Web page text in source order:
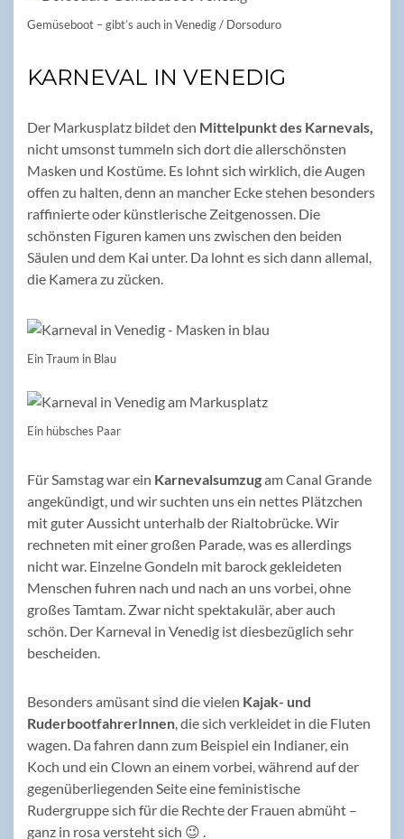
Gemüseboot – gibt’s auch in Venedig / Dorsoduro
KARNEVAL IN VENEDIG
Der Markusplatz bildet den Mittelpunkt des Karnevals,
nicht umsonst tummeln sich dort die allerschönsten
Masken und Kostüme. Es lohnt sich wirklich, die Augen
offen zu halten, denn an mancher Ecke stehen besonders
raffinierte oder künstlerische Zeitgenossen. Die
schönsten Figuren kamen uns zwischen den beiden
Säulen und dem Kai unter. Da lohnt es sich dann allemal,
die Kamera zu zücken.
Ein Traum in Blau
Ein hübsches Paar
Für Samstag war ein Karnevalsumzugam Canal Grande
angekündigt, und wir suchten uns ein nettes Plätzchen
mit guter Aussicht unterhalb der Rialtobrücke. Wir
rechneten mit einer großen Parade, was es allerdings
nicht war. Einzelne Gondeln mit barock gekleideten
Menschen fuhren nach und nach an uns vorbei, ohne
großes Tamtam. Zwar nicht spektakulär, aber auch
schön. Der Karneval in Venedig ist diesbezüglich sehr
bescheiden.
Besonders amüsant sind die vielen Kajak- und
RuderbootfahrerInnen, die sich verkleidet in die Fluten
wagen. Da fahren dann zum Beispiel ein Indianer, ein
Koch und ein Clown an einem vorbei, während auf der
gegenüberliegenden Seite eine feministische
Rudergruppe sich für die Rechte der Frauen abmüht –
ganz in rosa versteht sich 😉 .